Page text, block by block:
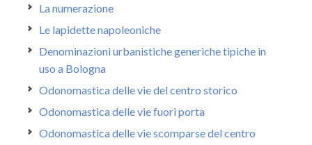
La numerazione
Le lapidette napoleoniche
Denominazioni urbanistiche generiche tipiche in
uso a Bologna
Odonomastica delle vie del centro storico
Odonomastica delle vie fuori porta
Odonomastica delle vie scomparse del centro